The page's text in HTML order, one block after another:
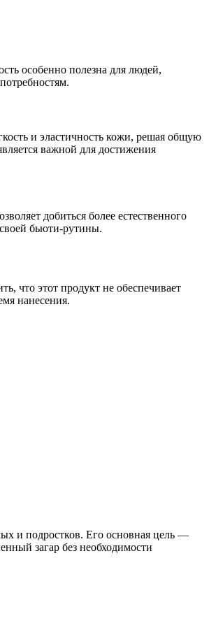
особенно полезна для людей,
и эластичность кожи, решая общую
важной для достижения
добиться более естественного
бьюти-рутины.
что этот продукт не обеспечивает
нанесения.
и подростков. Его основная цель —
загар без необходимости